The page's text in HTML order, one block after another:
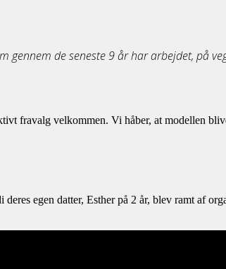
de seneste 9 år har arbejdet, på
fravalg velkommen. Vi håber, at modellen
egen datter, Esther på 2 år, blev ramt af